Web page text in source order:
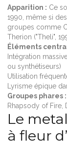
Apparition : Ce
1990, même si
groupes comme
Therion ("Theli",
Éléments
Intégration
ou synthétiseurs)
Utilisation
Lyrisme épique
Groupes phares :
Rhapsody of Fire,
Le
à fleur